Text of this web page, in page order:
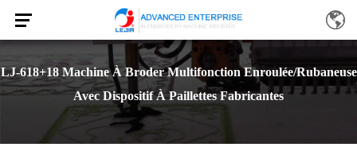
LJ-618+18 Machine À Broder Multifonction Enroulée/rubaneuse
Avec Dispositif À Paillettes Fabricantes